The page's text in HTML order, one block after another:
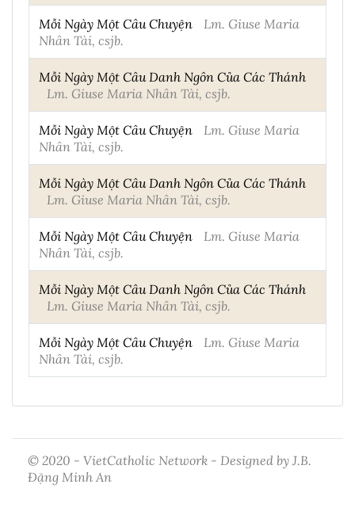
Mỗi Ngày Một Câu Chuyện
Lm. Giuse Maria
Nhân Tài, csjb.
Mỗi Ngày Một Câu Danh Ngôn Của Các Thánh
Lm. Giuse Maria Nhân Tài, csjb.
Mỗi Ngày Một Câu Chuyện
Lm. Giuse Maria
Nhân Tài, csjb.
Mỗi Ngày Một Câu Danh Ngôn Của Các Thánh
Lm. Giuse Maria Nhân Tài, csjb.
Mỗi Ngày Một Câu Chuyện
Lm. Giuse Maria
Nhân Tài, csjb.
Mỗi Ngày Một Câu Danh Ngôn Của Các Thánh
Lm. Giuse Maria Nhân Tài, csjb.
Mỗi Ngày Một Câu Chuyện
Lm. Giuse Maria
Nhân Tài, csjb.
© 2020 - VietCatholic Network - Designed by J.B.
Đặng Minh An